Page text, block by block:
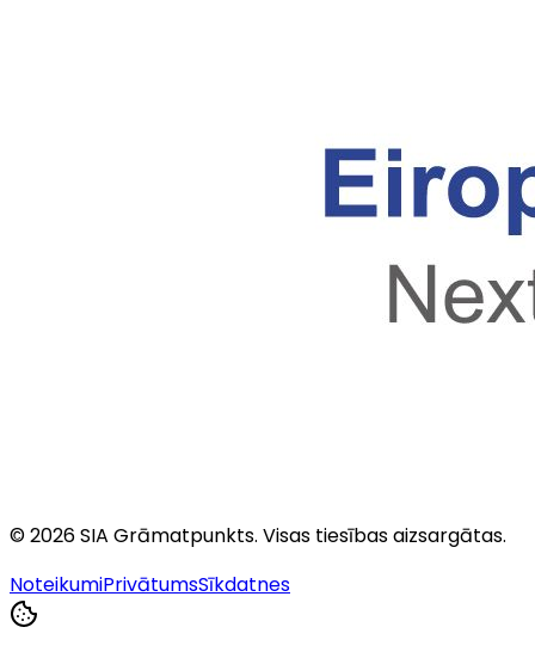
©2026SIA Grāmatpunkts. Visas tiesības aizsargātas.
NoteikumiPrivātumsSīkdatnes